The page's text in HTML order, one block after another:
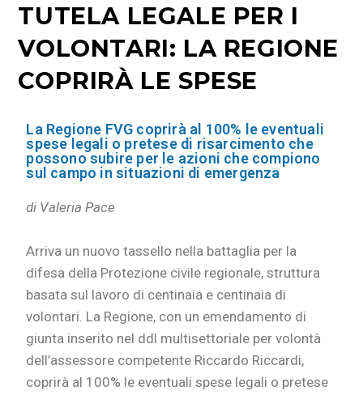
TUTELA LEGALE PER I
VOLONTARI: LA REGIONE
COPRIRÀ LE SPESE
La Regione FVG coprirà al 100% le eventuali
spese legali o pretese di risarcimento che
possono subire per le azioni che compiono
sul campo in situazioni di emergenza
di Valeria Pace
Arriva un nuovo tassello nella battaglia per la
difesa della Protezione civile regionale, struttura
basata sul lavoro di centinaia e centinaia di
volontari. La Regione, con un emendamento di
giunta inserito nel ddl multisettoriale per volontà
dell’assessore competente Riccardo Riccardi,
coprirà al 100% le eventuali spese legali o pretese